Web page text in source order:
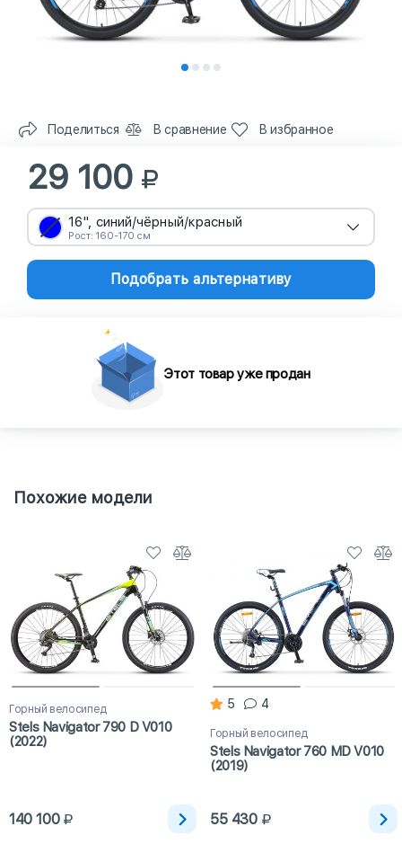
Поделиться В сравнение В избранное
29 100
16", синий/чёрный/красный
Рост: 160-170 см
Подобрать альтернативу
Этот товар уже продан
Похожие модели
Горный велосипед
Stels Navigator 790 D V010
(2022)
140 100
5 4
Горный велосипед
Stels Navigator 760 MD V010
(2019)
55 430